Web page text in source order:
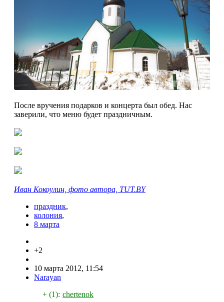
После вручения подарков и концерта был обед. Нас
заверили, что меню будет праздничным.
Иван Кокоулин, фото автора, TUT.BY
праздник,
колония,
8 марта
+2
10 марта 2012, 11:54
Narayan
+ (1): chertenok